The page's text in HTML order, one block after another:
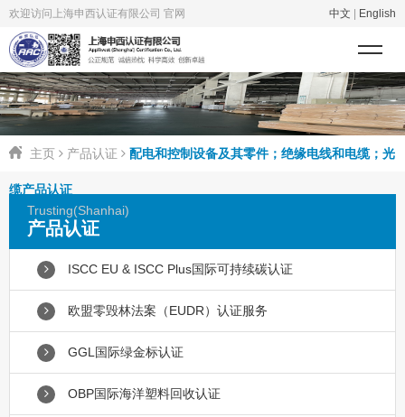
欢迎访问上海申西认证有限公司 官网 中文 English
主页 产品认证 配电和控制设备及其零件；绝缘电线和电缆；光
缆产品认证
Trusting(Shanhai)
产品认证
ISCC EU & ISCC Plus国际可持续碳认证
欧盟零毁林法案（EUDR）认证服务
GGL国际绿金标认证
OBP国际海洋塑料回收认证